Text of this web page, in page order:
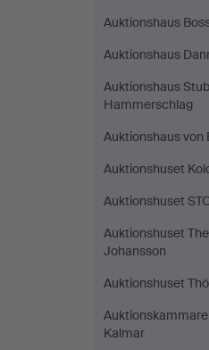
Auktionshaus
Auktionshaus
Auktionshaus
Hammerschlag
Auktionshaus von
Auktionshuset
Auktionshuset
Auktionshuset
Johansson
Auktionshuset
Kalmar